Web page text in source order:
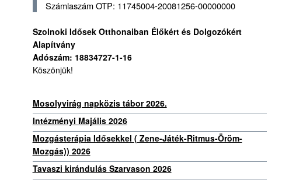
Számlaszám OTP: 11745004-20081256-00000000
Szolnoki Idősek Otthonaiban Élőkért és Dolgozókért
Alapítvány
Adószám: 18834727-1-16
Köszönjük!
Mosolyvirág napközis tábor 2026.
Intézményi Majális 2026
Mozgásterápia Idősekkel ( Zene-Játék-Ritmus-Öröm-
Mozgás)) 2026
Tavaszi kirándulás Szarvason 2026